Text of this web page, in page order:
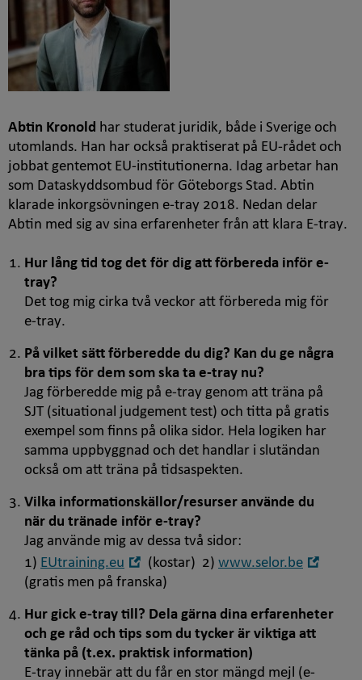
Abtin Kronold har studerat juridik, både i Sverige och
utomlands. Han har också praktiserat på EU-rådet och
jobbat gentemot EU-institutionerna. Idag arbetar han
som Dataskyddsombud för Göteborgs Stad. Abtin
klarade inkorgsövningen e-tray 2018. Nedan delar
Abtin med sig av sina erfarenheter från att klara E-tray.
Hur lång tid tog det för dig att förbereda inför e-
tray?
Det tog mig cirka två veckor att förbereda mig för
e-tray.
På vilket sätt förberedde du dig? Kan du ge några
bra tips för dem som ska ta e-tray nu?
Jag förberedde mig på e-tray genom att träna på
SJT (situational judgement test) och titta på gratis
exempel som finns på olika sidor. Hela logiken har
samma uppbyggnad och det handlar i slutändan
också om att träna på tidsaspekten.
Vilka informationskällor/resurser använde du
när du tränade inför e-tray?
Jag använde mig av dessa två sidor:
1) EUtraining.eu
Öppna
i
fönster
(kostar) 2) www.selor.be
(gratis men på franska)
Hur gick e-tray till? Dela gärna dina erfarenheter
och ge råd och tips som du tycker är viktiga att
tänka på (t.ex. praktisk information)
E-tray innebär att du får en stor mängd mejl (e-